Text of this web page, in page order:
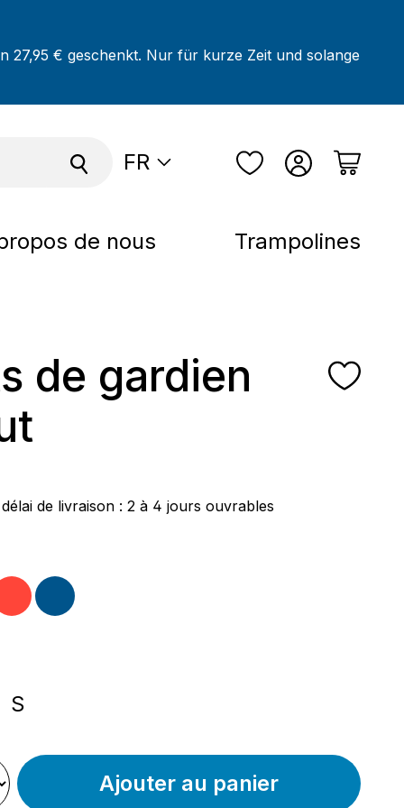
27,95 € geschenkt. Nur für kurze Zeit und solange
FR
de nous Trampolines
de gardien
:
de livraison : 2 à 4 jours ouvrables
rougebleu
S
Ajouter au panier